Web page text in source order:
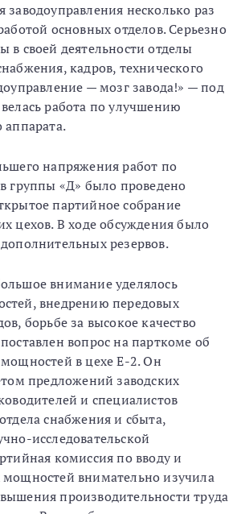
заводоуправления несколько раз
основных отделов. Серьезно
в своей деятельности отделы
кадров, технического
— мозг завода!» — под
работа по улучшению
аппарата.
напряжения работ по
группы «Д» было проведено
партийное собрание
цехов. В ходе обсуждения было
резервов.
внимание уделялось
внедрению передовых
борьбе за высокое качество
вопрос на парткоме об
в цехе Е-2. Он
предложений заводских
и специалистов
снабжения и сбыта,
исследовательской
комиссия по вводу и
внимательно изучила
производительности труда